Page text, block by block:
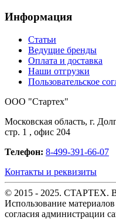
Информация
Статьи
Ведущие бренды
Оплата и доставка
Наши отгрузки
Пользовательское
OOO "Стартех"
Московская область, г.
стр. 1 , офис 204
Телефон: 8-499-391-66-07
Контакты и реквизиты
© 2015 - 2025. СТАРТЕХ.
Использование
согласия администрации